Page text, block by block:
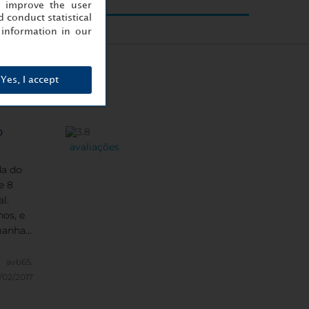
do
8
e
avb65.
02/2017
avaliações
the user
conduct statistical
in our
Yes, I accept